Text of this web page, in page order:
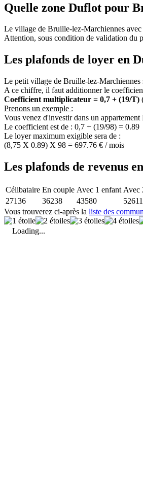
Quelle zone Duflot pour
Le village de Bruille-lez-Marchiennes avec
Attention, sous condition de validation du
Les plafonds de loyer en
Le petit village de Bruille-lez-
A ce chiffre, il faut additionner le
Coefficient multiplicateur = 0,7 + (19/T)
Prenons un exemple :
Vous venez d'investir dans un
Le coefficient est de : 0,7 + (19/98) = 0.89
Le loyer maximum exigible sera de :
(8,75 X 0.89) X 98 = 697.76 € / mois
Les plafonds de revenus
Célibataire En couple Avec 1 enfant Avec
27136
36238 43580 52611
Vous trouverez ci-après la liste des
Loading...